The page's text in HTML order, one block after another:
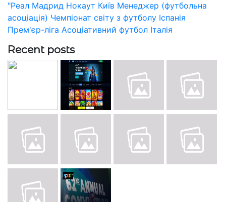
"Реал Мадрид Нокаут Київ Менеджер (футбольна
асоціація) Чемпіонат світу з футболу Іспанія
Прем'єр-ліга Асоціативний футбол Італія
Recent posts